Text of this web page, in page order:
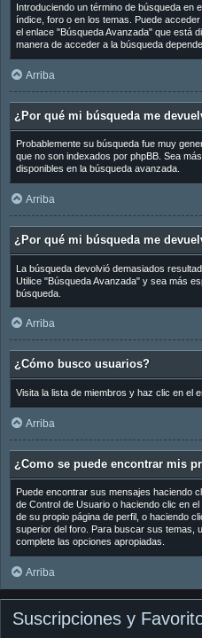
Introduciendo un término de búsqueda en
índice, foro o en los temas. Puede
el enlace "Búsqueda Avanzada" que está
manera de acceder a la búsqueda
Arriba
¿Por qué mi búsqueda me
Probablemente su búsqueda fue muy
que no son indexados por phpBB. Sea
disponibles en la búsqueda avanzada.
Arriba
¿Por qué mi búsqueda me
La búsqueda devolvió demasiados
Utilice "Búsqueda Avanzada" y sea más
búsqueda.
Arriba
¿Cómo busco usuarios?
Visita la lista de miembros y haz clic en el
Arriba
¿Como se puede encontrar mis
Puede encontrar sus mensajes haciendo
de Control de Usuario o haciendo clic en
de su propio página de perfil, o haciendo
superior del foro. Para buscar sus temas,
complete las opciones apropiadas.
Arriba
Suscripciones y